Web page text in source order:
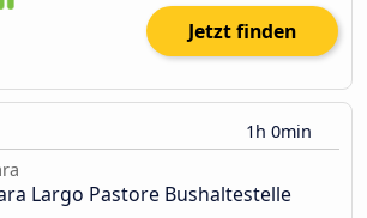
Jetzt finden
1h 0min
Largo Pastore Bushaltestelle